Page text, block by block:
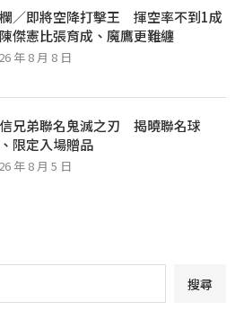
／即將空降打擊王 揮空率不到1成
傑憲比張育成、魔鷹更難纏
年 8 月 8 日
兄弟聯名鬼滅之刃 揭曉聯名球
限定入場贈品
年 8 月 5 日
搜尋